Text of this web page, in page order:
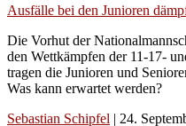
Ausfälle bei den Junioren
Die Vorhut der
den Wettkämpfen der 11-17-
tragen die Junioren und
Was kann erwartet werden?
Sebastian Schipfel | 24.